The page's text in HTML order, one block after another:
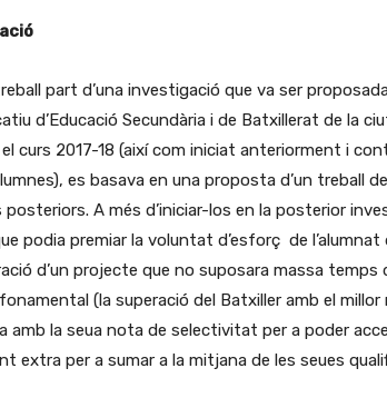
part d’una investigació que va ser
d’Educació Secundària i de Batxillerat de la
curs 2017-18 (així com iniciat anteriorment i
es basava en una proposta d’un treball
posteriors. A més d’iniciar-los en la posterior
podia premiar la voluntat d’esforç de
d’un projecte que no suposara massa
(la superació del Batxiller amb el
amb la seua nota de selectivitat per a poder
extra per a sumar a la mitjana de les seues